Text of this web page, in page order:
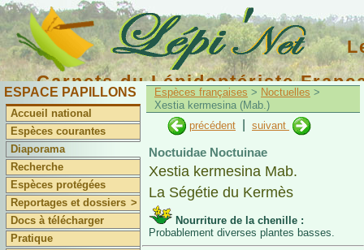
Carnets du Lépidoptériste
ESPACE PAPILLONS
Accueil national
Espèces courantes
Diaporama
Recherche
Espèces protégées
Reportages et dossiers >
Docs à télécharger
Pratique
Espèces françaises > Noctuelles >
Xestia kermesina (Mab.)
précédent
suivant
Noctuidae Noctuinae
Xestia kermesina Mab.
La Ségétie du Kermès
Nourriture de la chenille :
Probablement diverses plantes basses.